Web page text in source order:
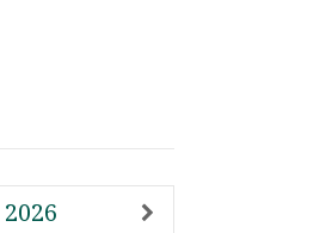
2026